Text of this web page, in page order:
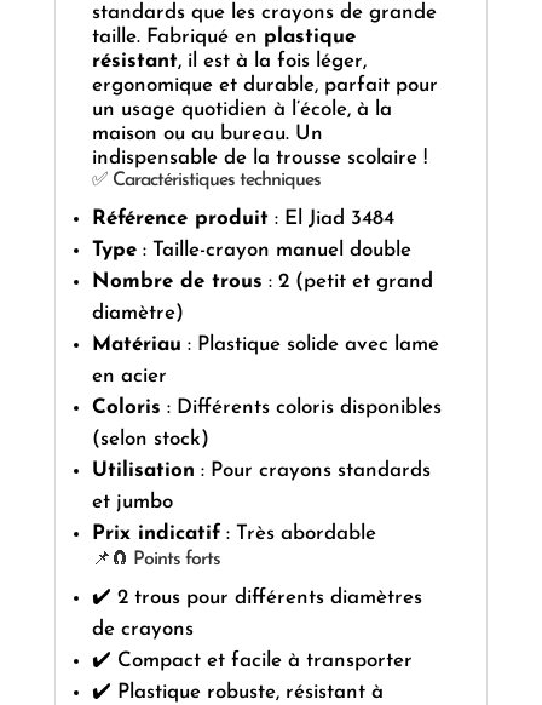
standards que les crayons de grande
taille. Fabriqué en plastique
résistant, il est à la fois léger,
ergonomique et durable, parfait pour
un usage quotidien à l’école, à la
maison ou au bureau. Un
indispensable de la trousse scolaire !
✅ Caractéristiques techniques
Référence produit: El Jiad 3484
Type: Taille-crayon manuel double
Nombre de trous : 2 (petit et grand
diamètre)
Matériau : Plastique solide avec lame
en acier
Coloris : Différents coloris disponibles
(selon stock)
Utilisation : Pour crayons standards
et jumbo
Prix indicatif: Très abordable
📌🧲 Points forts
✔️ 2 trous pour différents diamètres
de crayons
✔️ Compact et facile à transporter
✔️ Plastique robuste, résistant à